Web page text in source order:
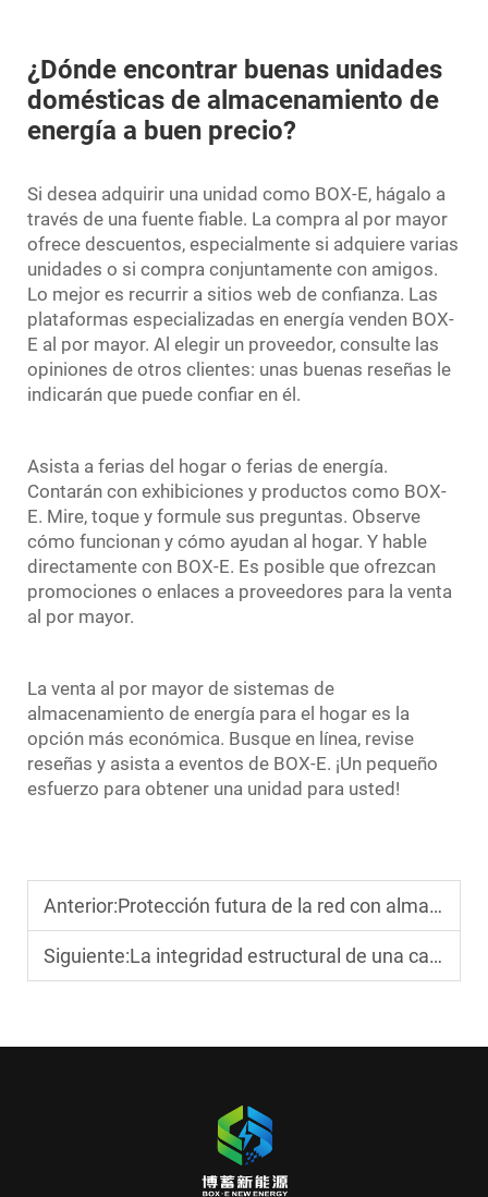
¿Dónde encontrar buenas unidades
domésticas de almacenamiento de
energía a buen precio?
Si desea adquirir una unidad como BOX-E, hágalo a
través de una fuente fiable. La compra al por mayor
ofrece descuentos, especialmente si adquiere varias
unidades o si compra conjuntamente con amigos.
Lo mejor es recurrir a sitios web de confianza. Las
plataformas especializadas en energía venden BOX-
E al por mayor. Al elegir un proveedor, consulte las
opiniones de otros clientes: unas buenas reseñas le
indicarán que puede confiar en él.
Asista a ferias del hogar o ferias de energía.
Contarán con exhibiciones y productos como BOX-
E. Mire, toque y formule sus preguntas. Observe
cómo funcionan y cómo ayudan al hogar. Y hable
directamente con BOX-E. Es posible que ofrezcan
promociones o enlaces a proveedores para la venta
al por mayor.
La venta al por mayor de sistemas de
almacenamiento de energía para el hogar es la
opción más económica. Busque en línea, revise
reseñas y asista a eventos de BOX-E. ¡Un pequeño
esfuerzo para obtener una unidad para usted!
Anterior:Protección futura de la red con almacenamiento eléctrico a gran escala
Siguiente:La integridad estructural de una casa prefabricada de contenedor explicada